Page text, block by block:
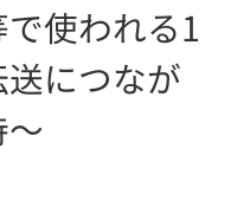
使われる1
につなが